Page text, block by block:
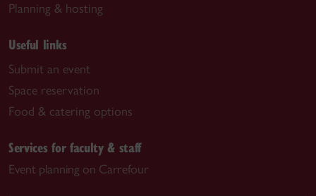
Planning & hosting
Useful links
Submit an event
Space reservation
Food & catering options
Services for faculty & staff
Event planning on Carrefour